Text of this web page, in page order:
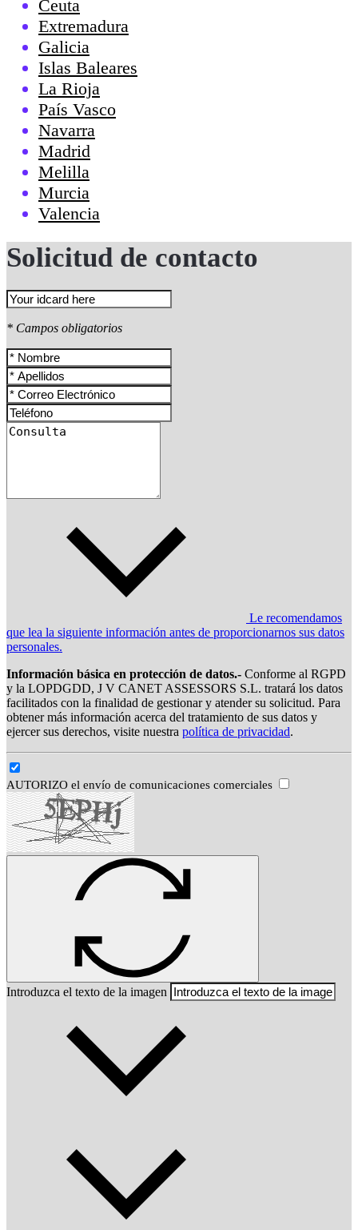
Ceuta
Extremadura
Galicia
Islas Baleares
La Rioja
País Vasco
Navarra
Madrid
Melilla
Murcia
Valencia
Solicitud de contacto
* Campos obligatorios
Le recomendamos
que lea la siguiente información antes de proporcionarnos sus datos
personales.
Información básica en protección de datos.- Conforme al RGPD
y la LOPDGDD, J V CANET ASSESSORS S.L. tratará los datos
facilitados con la finalidad de gestionar y atender su solicitud. Para
obtener más información acerca del tratamiento de sus datos y
ejercer sus derechos, visite nuestra política de privacidad.
AUTORIZO el envío de comunicaciones comerciales
Introduzca el texto de la imagen